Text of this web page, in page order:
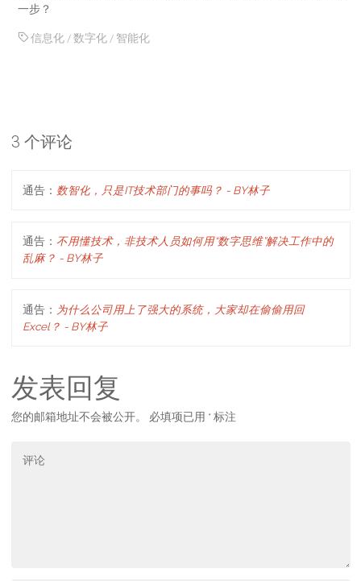
一步？
信息化 /数字化 / 智能化
3 个评论
通告： 数智化，只是IT技术部门的事吗？ - BY林子
通告： 不用懂技术，非技术人员如何用“数字思维”解决工作中的
乱麻？ - BY林子
通告： 为什么公司用上了强大的系统，大家却在偷偷用回
Excel？ - BY林子
发表回复
您的邮箱地址不会被公开。 必填项已用 * 标注